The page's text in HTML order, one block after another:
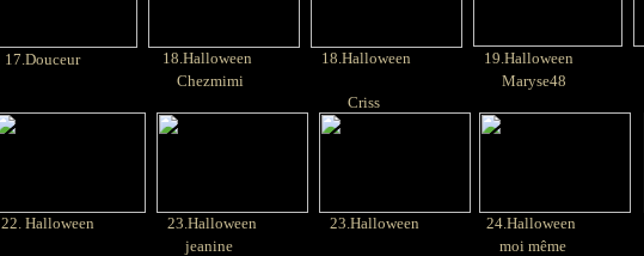
17.Douceur 18.Halloween 18.Halloween 19.Halloween
Chezmimi Maryse48
Criss
22. Halloween 23.Halloween 23.Halloween 24.Halloween
jeanine moi même